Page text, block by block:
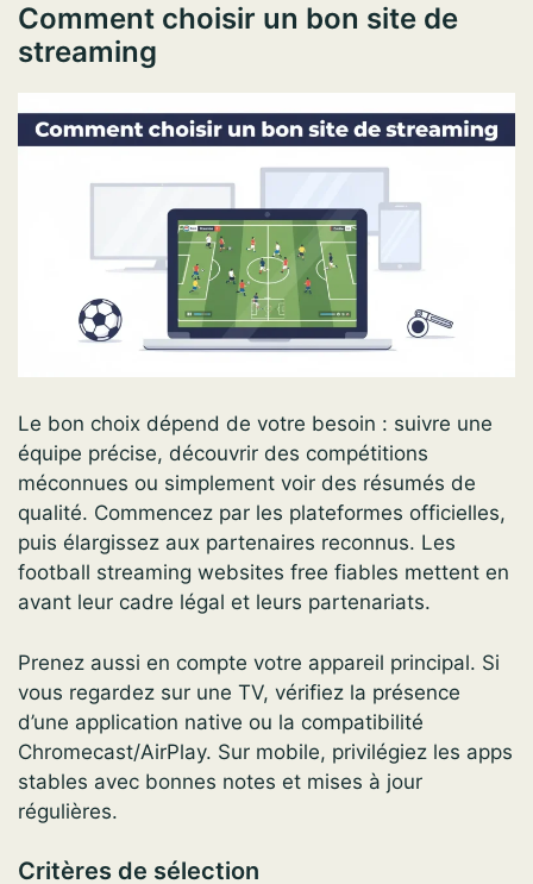
Comment choisir un bon site de
streaming
Le bon choix dépend de votre besoin : suivre une
équipe précise, découvrir des compétitions
méconnues ou simplement voir des résumés de
qualité. Commencez par les plateformes officielles,
puis élargissez aux partenaires reconnus. Les
football streaming websites free fiables mettent en
avant leur cadre légal et leurs partenariats.
Prenez aussi en compte votre appareil principal. Si
vous regardez sur une TV, vérifiez la présence
d’une application native ou la compatibilité
Chromecast/AirPlay. Sur mobile, privilégiez les apps
stables avec bonnes notes et mises à jour
régulières.
Critères de sélection